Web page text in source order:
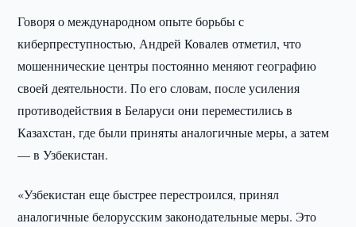
Говоря о международном опыте борьбы с
киберпреступностью, Андрей Ковалев отметил, что
мошеннические центры постоянно меняют географию
своей деятельности. По его словам, после усиления
противодействия в Беларуси они переместились в
Казахстан, где были приняты аналогичные меры, а затем
— в Узбекистан.
«Узбекистан еще быстрее перестроился, принял
аналогичные белорусским законодательные меры. Это